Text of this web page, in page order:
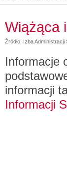
Wiążąca
Źródło: Izba
Informacje
informacji
Informacji